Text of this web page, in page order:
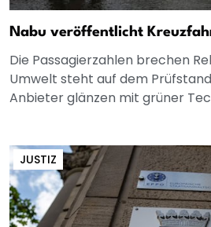
Nabu veröffentlicht
Die Passagierzahlen brechen
Umwelt steht auf dem
Anbieter glänzen mit grüner
JUSTIZ